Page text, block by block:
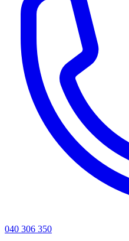
040 306 350